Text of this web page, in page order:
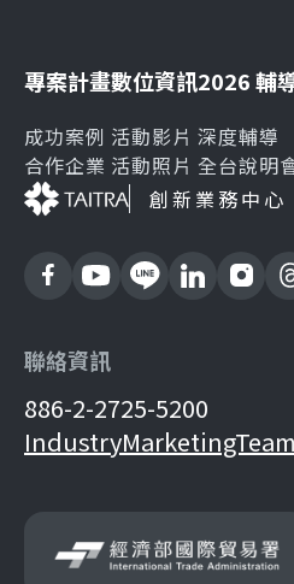
專案計畫
成功案例
合作企業
數位資訊
活動影片
活動照片
2026 輔
深度輔導
全台說明
創新業務中心
聯絡資訊
886-2-2725-5200